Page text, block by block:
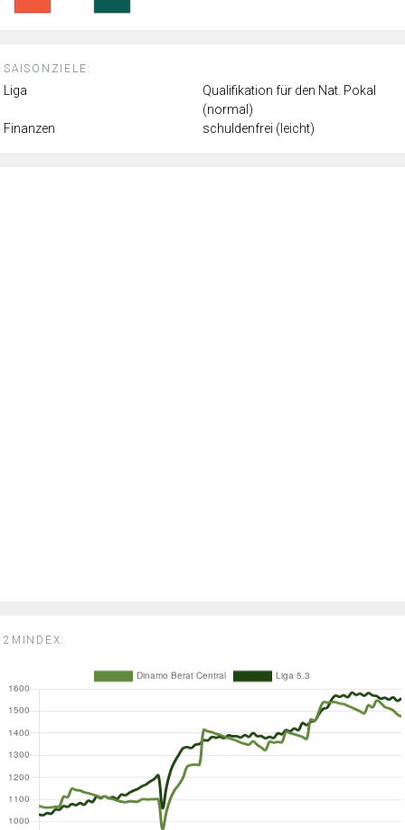
SAISONZIELE:
Liga
Qualifikation für den Nat. Pokal
(normal)
Finanzen
schuldenfrei (leicht)
2MINDEX: